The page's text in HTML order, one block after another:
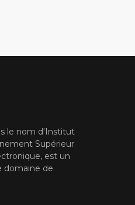
le nom d'Institut
Supérieur
est un
domaine de